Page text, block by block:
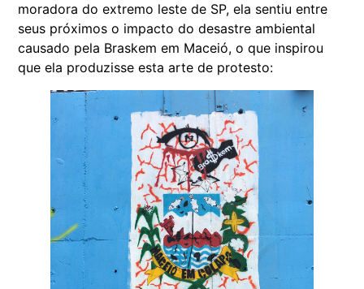
moradora do extremo leste de SP, ela sentiu entre
seus próximos o impacto do desastre ambiental
causado pela Braskem em Maceió, o que inspirou
que ela produzisse esta arte de protesto: